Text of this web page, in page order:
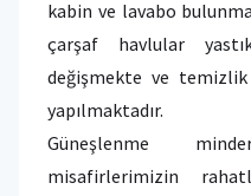
kabin ve lavabo
çarşaf havlular
değişmekte ve
yapılmaktadır.
Güneşlenme
misafirlerimizin